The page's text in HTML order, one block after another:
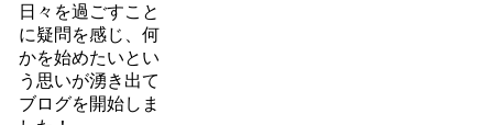
日々を過ごすこと
に疑問を感じ、何
かを始めたいとい
う思いが湧き出て
ブログを開始しま